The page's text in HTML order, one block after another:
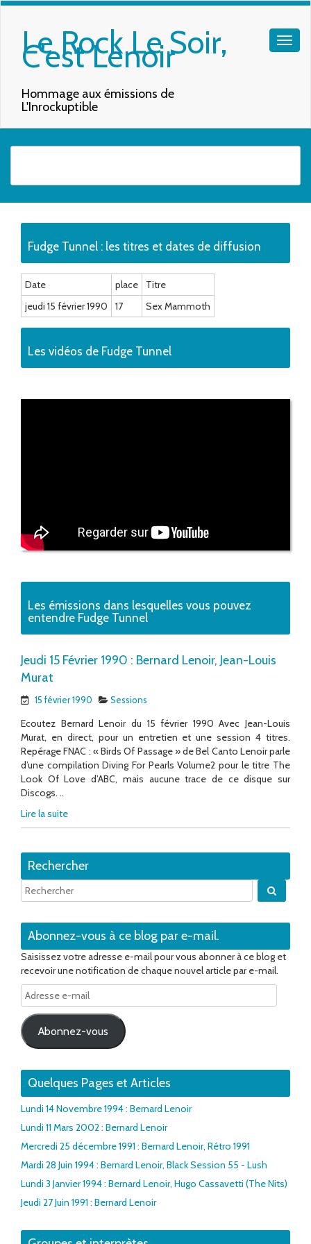
Le Rock Le Soir,
C'est Lenoir
Hommage aux émissions de
L'Inrockuptible
Fudge Tunnel : les titres et dates de diffusion
Date place
Titre
jeudi 15 février 1990
17 Sex Mammoth
Les vidéos de Fudge Tunnel
Les émissions dans lesquelles vous pouvez
entendre Fudge Tunnel
Jeudi 15 Février 1990 : Bernard Lenoir, Jean-Louis
Murat
15 février 1990 Sessions
Ecoutez Bernard Lenoir du 15 février 1990 Avec Jean-Louis
Murat, en direct, pour un entretien et une session 4 titres.
Repérage FNAC : « Birds Of Passage » de Bel Canto Lenoir parle
d’une compilation Diving For Pearls Volume2 pour le titre The
Look Of Love d’ABC, mais aucune trace de ce disque sur
Discogs. ..
Lire la suite
Rechercher
Abonnez-vous à ce blog par e-mail.
Saisissez votre adresse e-mail pour vous abonner à ce blog et
recevoir une notification de chaque nouvel article par e-mail.
Adresse
e-
mail
Abonnez-vous
Quelques Pages et Articles
Lundi 14 Novembre 1994 : Bernard Lenoir
Lundi 11 Mars 2002 : Bernard Lenoir
Mercredi 25 décembre 1991 : Bernard Lenoir, Rétro 1991
Mardi 28 Juin 1994 : Bernard Lenoir, Black Session 55 - Lush
Lundi 3 Janvier 1994 : Bernard Lenoir, Hugo Cassavetti (The Nits)
Jeudi 27 Juin 1991 : Bernard Lenoir